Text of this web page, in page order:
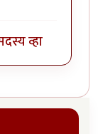
व्हा